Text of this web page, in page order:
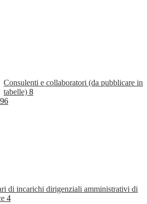
Consulenti e collaboratori (da pubblicare in
tabelle) 8
di incarichi dirigenziali amministrativi di
4